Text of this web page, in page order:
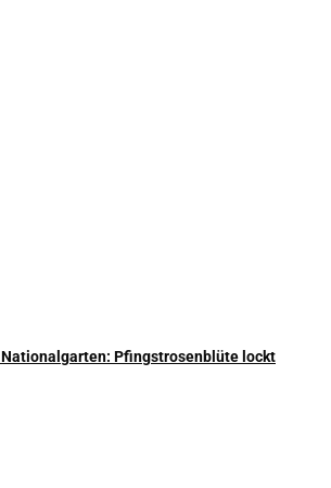
Nationalgarten: Pfingstrosenblüte lockt